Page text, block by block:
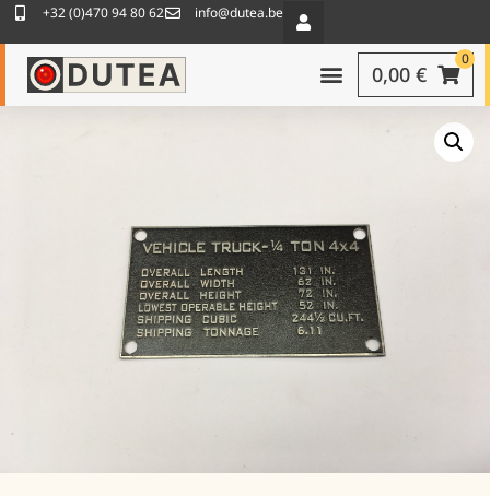
+32 (0)470 94 80 62 info@dutea.be
0
0,00 €